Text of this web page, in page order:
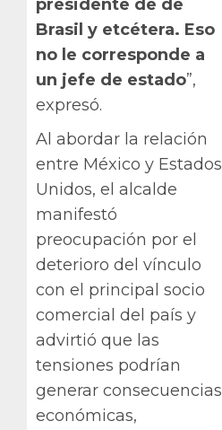
presidente de de
Brasil y etcétera. Eso
no le corresponde a
un jefe de estado”,
expresó.
Al abordar la relación
entre México y Estados
Unidos, el alcalde
manifestó
preocupación por el
deterioro del vínculo
con el principal socio
comercial del país y
advirtió que las
tensiones podrían
generar consecuencias
económicas,